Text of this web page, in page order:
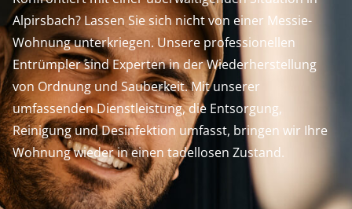
Alpirsbach? Lassen Sie sich nicht von einer Messie-
Wohnung unterkriegen. Unsere professionellen
Entrümpler sind Experten in der Wiederherstellung
von Ordnung und Sauberkeit. Mit unserer
umfassenden Dienstleistung, die Entsorgung,
Reinigung und Desinfektion umfasst, bringen wir Ihre
Wohnung wieder in einen tadellosen Zustand.